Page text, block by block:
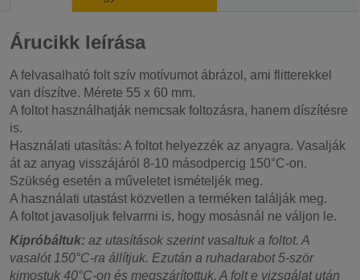
Árucikk leírása
A felvasalható folt szív motívumot ábrázol, ami flitterekkel
van díszítve. Mérete 55 x 60 mm.
A foltot használhatják nemcsak foltozásra, hanem díszítésre
is.
Használati utasítás: A foltot helyezzék az anyagra. Vasalják
át az anyag visszájáról 8-10 másodpercig 150°C-on.
Szükség esetén a műveletet ismételjék meg.
A használati utastást közvetlen a terméken találják meg.
A foltot javasoljuk felvarrni is, hogy mosásnál ne váljon le.
Kipróbáltuk: az utasítások szerint vasaltuk a foltot. A
vasalót 150°C-ra állítjuk. Ezután a ruhadarabot 5-ször
kimostuk 40°C-on és megszárítottuk. A folt e vizsgálat után